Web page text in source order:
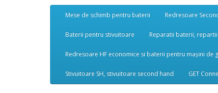
Mese de schimb pentru baterii Redresoare
Baterii pentru stivuitoare Reparatii baterii,
Redresoare HF economice si baterii pentru mașini de
Stivuitoare SH, stivuitoare second hand GET